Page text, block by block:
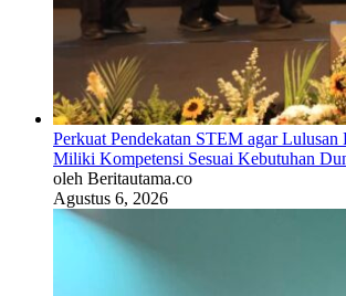
Perkuat Pendekatan STEM agar Lulusan
Miliki Kompetensi Sesuai Kebutuhan
oleh Beritautama.co
Agustus 6, 2026